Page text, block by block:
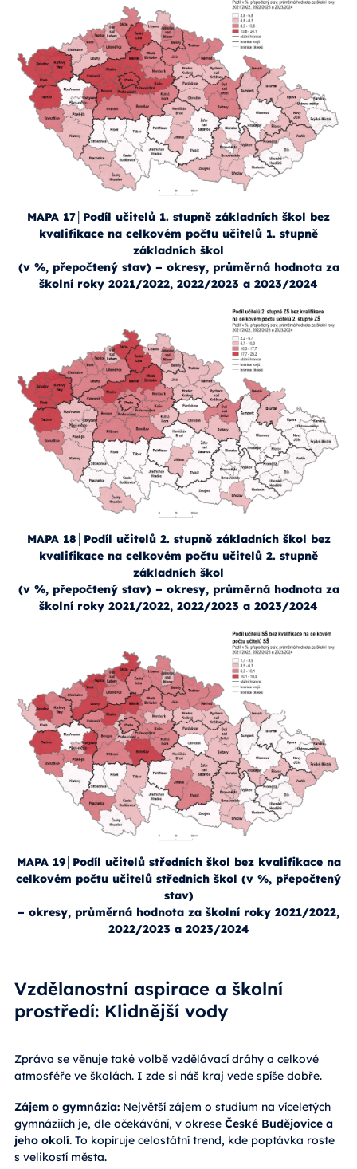
MAPA 17│Podíl učitelů 1. stupně základních škol bez
kvalifikace na celkovém počtu učitelů 1. stupně
základních škol
(v %, přepočtený stav) – okresy, průměrná hodnota za
školní roky 2021/2022, 2022/2023 a 2023/2024
MAPA 18│Podíl učitelů 2. stupně základních škol bez
kvalifikace na celkovém počtu učitelů 2. stupně
základních škol
(v %, přepočtený stav) – okresy, průměrná hodnota za
školní roky 2021/2022, 2022/2023 a 2023/2024
MAPA 19│Podíl učitelů středních škol bez kvalifikace na
celkovém počtu učitelů středních škol (v %, přepočtený
stav)
– okresy, průměrná hodnota za školní roky 2021/2022,
2022/2023 a 2023/2024
Vzdělanostní aspirace a školní
prostředí: Klidnější vody
Zpráva se věnuje také volbě vzdělávací dráhy a celkové
atmosféře ve školách. I zde si náš kraj vede spíše dobře.
Zájem o gymnázia: Největší zájem o studium na víceletých
gymnáziích je, dle očekávání, v okrese České Budějovice a
jeho okolí. To kopíruje celostátní trend, kde poptávka roste
s velikostí města.